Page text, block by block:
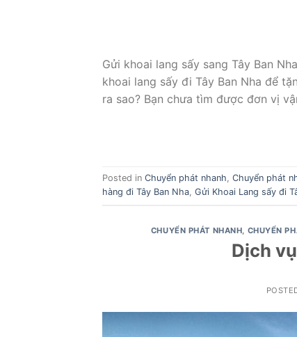
Gửi khoai lang sấy sang Tây Ban
khoai lang sấy đi Tây Ban Nha để
ra sao? Bạn chưa tìm được đơn vị
Posted in Chuyển phát nhanh, Chuyển phát
hàng đi Tây Ban Nha, Gửi Khoai Lang sấy đi
CHUYỂN PHÁT NHANH, CHUYỂN
Dịch